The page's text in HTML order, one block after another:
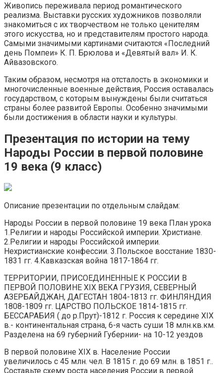
Живопись переживала период романтического
реализма. Выставки русских художников позволяли
знакомиться с их творчеством не только ценителям
этого искусства, но и представителям простого народа.
Самыми значимыми картинами считаются «Последний
день Помпеи» К. П. Брюлова и «Девятый вал» И. К.
Айвазовского.
Таким образом, несмотря на отсталость в экономики и
многочисленные военные действия, Россия оставалась
государством, с которым вынуждены были считаться
страны более развитой Европы. Особенно значимыми
были достижения в области науки и культуры.
Презентация по истории на тему
Народы России в первой половине
19 века (9 класс)
Описание презентации по отдельным слайдам:
Народы России в первой половине 19 века План урока
1.Религии и народы Российской империи. Христиане.
2.Религии и народы Российской империи.
Нехристианские конфессии. 3.Польское восстание 1830-
1831 гг. 4.Кавказская война 1817-1864 гг.
ТЕРРИТОРИИ, ПРИСОЕДИНЕННЫЕ К РОССИИ В
ПЕРВОЙ ПОЛОВИНЕ XIX ВЕКА ГРУЗИЯ, СЕВЕРНЫЙ
АЗЕРБАЙДЖАН, ДАГЕСТАН 1804-1813 гг. ФИНЛЯНДИЯ
1808-1809 гг. ЦАРСТВО ПОЛЬСКОЕ 1814-1815 гг.
БЕССАРАБИЯ ( до р.Прут)-1812 г. Россия к середине XIX
в.- континентальная страна, 6-я часть суши 18 млн.кв.км.
Разделена на 69 губерний Губернии- на 10-12 уездов
В первой половине XIX в. Население России
увеличилось с 45 млн. чел. В 1815 г. до 69 млн. в 1851 г..
Составьте схему роста населения России в первой